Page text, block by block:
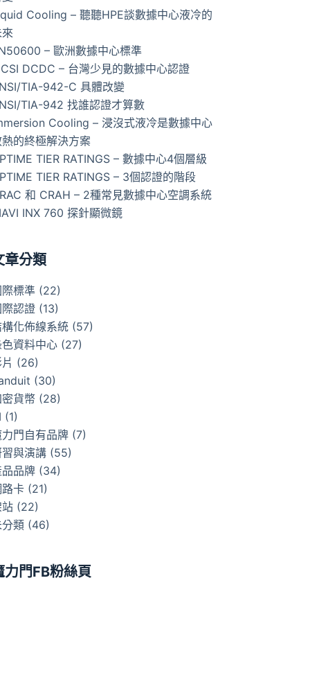
Cooling – 聽聽HPE談數據中心液冷的
– 歐洲數據中心標準
DCDC – 台灣少見的數據中心認證
TIA-942-C 具體改變
TIA-942 找誰認證才算數
Cooling – 浸沒式液冷是數據中心
的終極解決方案
TIER RATINGS – 數據中心4個層級
TIER RATINGS – 3個認證的階段
和 CRAH – 2種常見數據中心空調系統
INX 760 探針顯微鏡
章分類
標準 (22)
認證 (13)
化佈線系統 (57)
資料中心 (27)
(26)
(30)
貨幣 (28)
(1)
門自有品牌 (7)
與演講 (55)
品牌 (34)
卡 (21)
(22)
類 (46)
力門FB粉絲頁